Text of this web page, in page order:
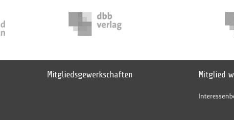
Mitgliedsgewerkschaften Mitglied